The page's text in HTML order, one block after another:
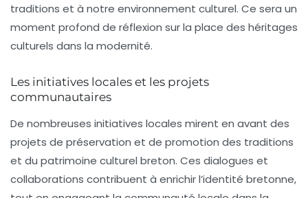
traditions et à notre environnement culturel. Ce sera un
moment profond de réflexion sur la place des héritages
culturels dans la modernité.
Les initiatives locales et les projets
communautaires
De nombreuses initiatives locales mirent en avant des
projets de préservation et de promotion des traditions
et du patrimoine culturel breton. Ces dialogues et
collaborations contribuent à enrichir l’identité bretonne,